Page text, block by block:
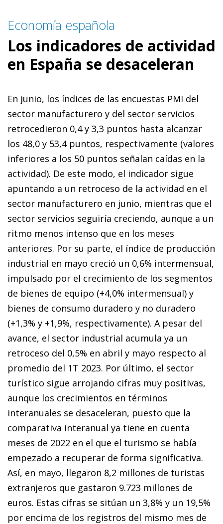
Economía española
Los indicadores de actividad
en España se desaceleran
En junio, los índices de las encuestas PMI del
sector manufacturero y del sector servicios
retrocedieron 0,4 y 3,3 puntos hasta alcanzar
los 48,0 y 53,4 puntos, respectivamente (valores
inferiores a los 50 puntos señalan caídas en la
actividad). De este modo, el indicador sigue
apuntando a un retroceso de la actividad en el
sector manufacturero en junio, mientras que el
sector servicios seguiría creciendo, aunque a un
ritmo menos intenso que en los meses
anteriores. Por su parte, el índice de producción
industrial en mayo creció un 0,6% intermensual,
impulsado por el crecimiento de los segmentos
de bienes de equipo (+4,0% intermensual) y
bienes de consumo duradero y no duradero
(+1,3% y +1,9%, respectivamente). A pesar del
avance, el sector industrial acumula ya un
retroceso del 0,5% en abril y mayo respecto al
promedio del 1T 2023. Por último, el sector
turístico sigue arrojando cifras muy positivas,
aunque los crecimientos en términos
interanuales se desaceleran, puesto que la
comparativa interanual ya tiene en cuenta
meses de 2022 en el que el turismo se había
empezado a recuperar de forma significativa.
Así, en mayo, llegaron 8,2 millones de turistas
extranjeros que gastaron 9.723 millones de
euros. Estas cifras se sitúan un 3,8% y un 19,5%
por encima de los registros del mismo mes de